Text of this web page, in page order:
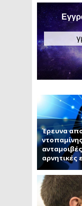
Έρευνα
αρνητικές